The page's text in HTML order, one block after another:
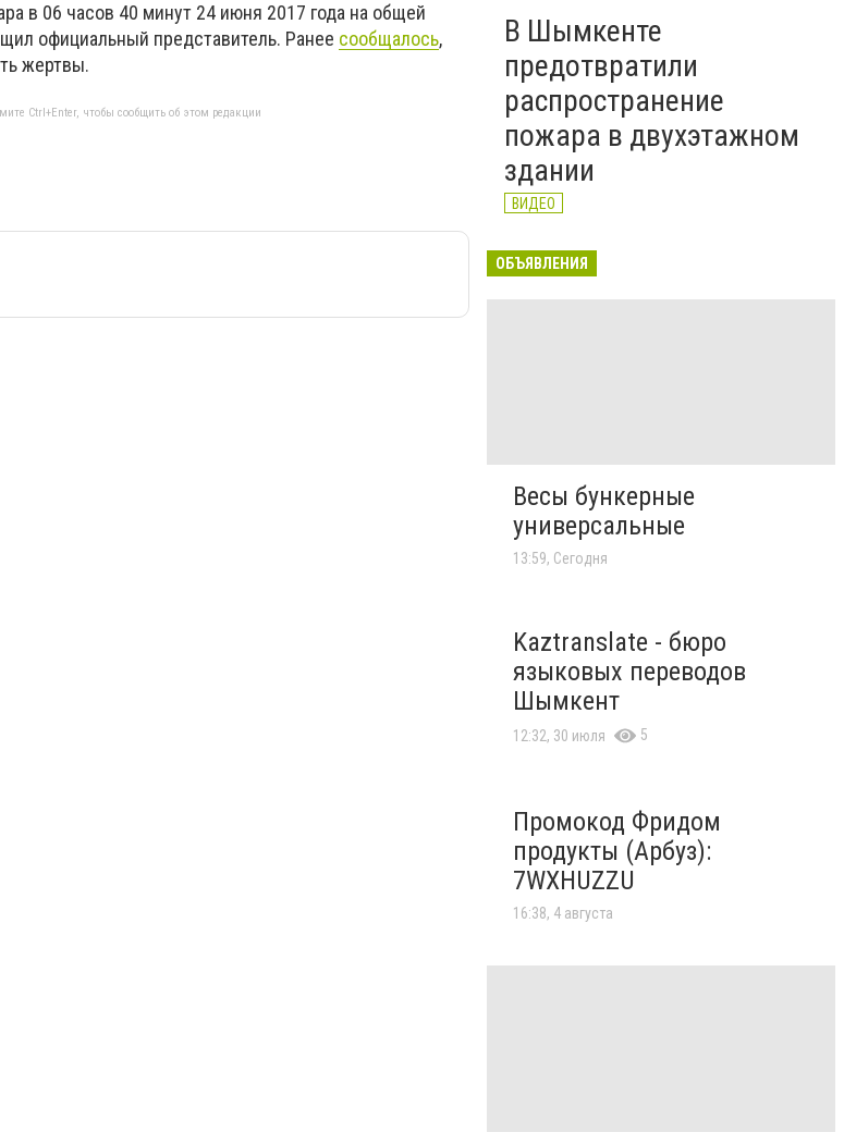
в 06 часов 40 минут 24 июня 2017 года на общей
официальный представитель. Ранее сообщалось,
жертвы.
Ctrl+Enter, чтобы сообщить об этом редакции
В Шымкенте
предотвратили
распространение
пожара в двухэтажном
здании
ВИДЕО
ОБЪЯВЛЕНИЯ
Весы бункерные
универсальные
13:59, Сегодня
Kaztranslate - бюро
языковых переводов
Шымкент
12:32, 30 июля 5
Промокод Фридом
продукты (Арбуз):
7WXHUZZU
16:38, 4 августа